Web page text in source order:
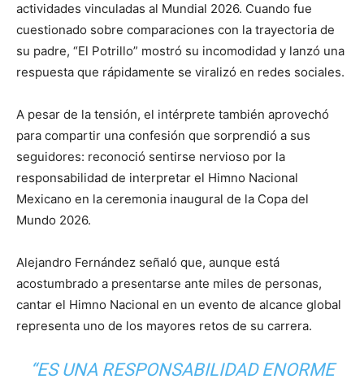
actividades vinculadas al Mundial 2026. Cuando fue
cuestionado sobre comparaciones con la trayectoria de
su padre, “El Potrillo” mostró su incomodidad y lanzó una
respuesta que rápidamente se viralizó en redes sociales.
A pesar de la tensión, el intérprete también aprovechó
para compartir una confesión que sorprendió a sus
seguidores: reconoció sentirse nervioso por la
responsabilidad de interpretar el Himno Nacional
Mexicano en la ceremonia inaugural de la Copa del
Mundo 2026.
Alejandro Fernández señaló que, aunque está
acostumbrado a presentarse ante miles de personas,
cantar el Himno Nacional en un evento de alcance global
representa uno de los mayores retos de su carrera.
“ES UNA RESPONSABILIDAD ENORME